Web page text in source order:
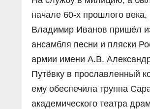
начале 60-х прошлого века,
Владимир Иванов пришёл
ансамбля песни и пляски
армии имени А.В.
Путёвку в прославленный
ему обеспечила труппа
академического театра